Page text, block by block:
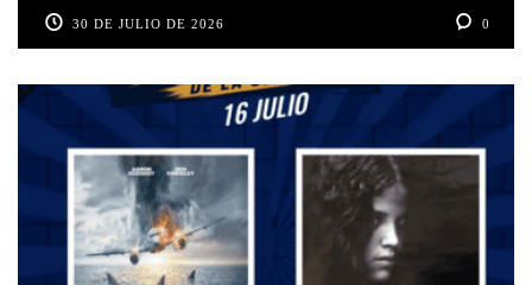
30 DE JULIO DE 2026 0